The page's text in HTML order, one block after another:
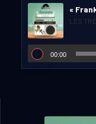
«
LES
00:00